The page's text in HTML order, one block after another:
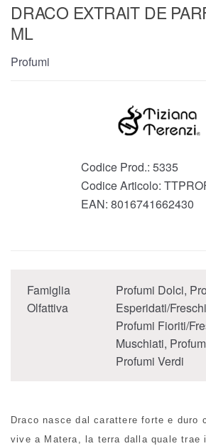
DRACO EXTRAIT DE
ML
Profumi
Codice Prod.: 5335
Codice Articolo:
EAN: 8016741662430
Famiglia
Olfattiva
Profumi Dolci,
Esperidati/
Profumi Fioriti/
Muschiati,
Profumi Verdi
Draco nasce dal carattere forte e duro
vive a Matera, la terra dalla quale trae